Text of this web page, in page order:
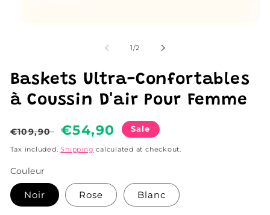
1/of
2
Baskets Ultra-Confortables
à Coussin D'air Pour Femme
Regular
price
€109,90
Sale
price
€54,90 Sale
Tax included.Shipping calculated at checkout.
Couleur
Noir Rose Blanc